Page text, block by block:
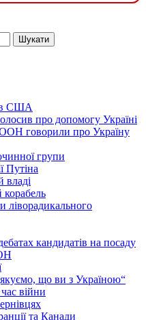
США
про допомогу Україні
ООН говорили про Україну
групи
Путіна
владі
корабель
ліворадикального
кандидатів на посаду
що ви з Україною“
війни
та Канади